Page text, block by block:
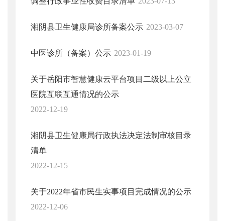
湘阴县卫生健康局诊所备案公示 2023-03-07
中医诊所（备案）公示 2023-01-19
关于岳阳市智慧健康云平台项目二级以上公立
医院互联互通情况的公示
2022-12-19
湘阴县卫生健康局行政执法决定法制审核目录
清单
2022-12-15
关于2022年省市民生实事项目完成情况的公示
2022-12-06